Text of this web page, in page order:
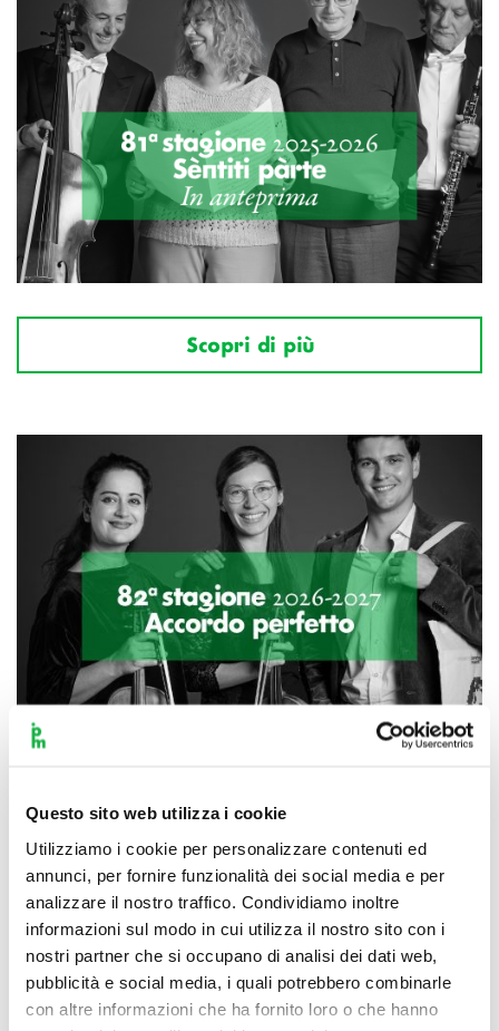
Questo sito web utilizza i cookie
Utilizziamo i cookie per personalizzare contenuti ed
annunci, per fornire funzionalità dei social media e per
analizzare il nostro traffico. Condividiamo inoltre
informazioni sul modo in cui utilizza il nostro sito con i
nostri partner che si occupano di analisi dei dati web,
pubblicità e social media, i quali potrebbero combinarle
con altre informazioni che ha fornito loro o che hanno
Scopri di più
Scopri di più